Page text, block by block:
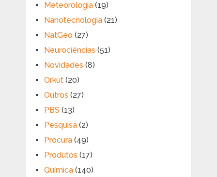
Meteorologia(19)
Nanotecnologia(21)
NatGeo (27)
Neurociências (51)
Novidades (8)
Orkut(20)
Outros (27)
PBS (13)
Pesquisa(2)
Procura(49)
Produtos (17)
Química(140)